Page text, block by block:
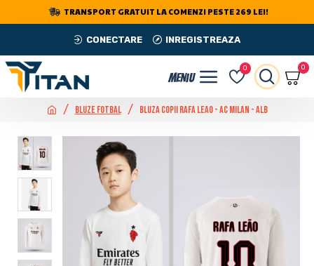
TRANSPORT GRATUIT LA COMENZI PESTE 269 LEI!
CONECTARE INREGISTREAZA
0 0
Bluze Fotbal Bluza Copii Rafa Leao - AC Milan - Alb